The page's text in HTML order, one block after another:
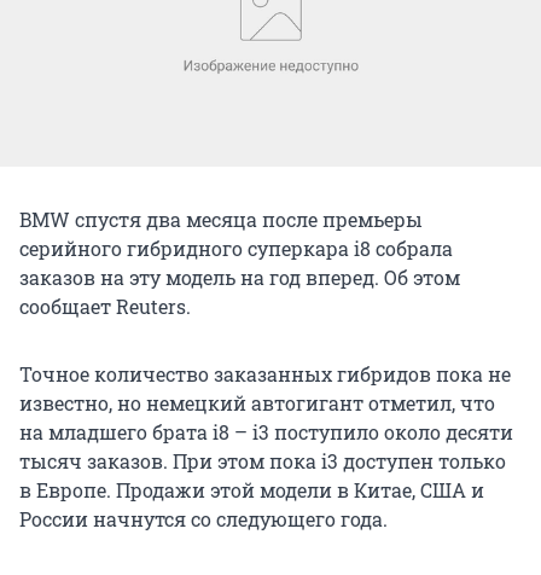
BMW спустя два месяца после премьеры
серийного гибридного суперкара i8 собрала
заказов на эту модель на год вперед. Об этом
сообщает Reuters.
Точное количество заказанных гибридов пока не
известно, но немецкий автогигант отметил, что
на младшего брата i8 – i3 поступило около десяти
тысяч заказов. При этом пока i3 доступен только
в Европе. Продажи этой модели в Китае, США и
России начнутся со следующего года.